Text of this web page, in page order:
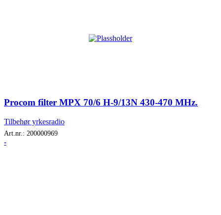
Procom filter MPX 70/6 H-9/13N 430-470 MHz.
Tilbehør yrkesradio
Art.nr.: 200000969
-